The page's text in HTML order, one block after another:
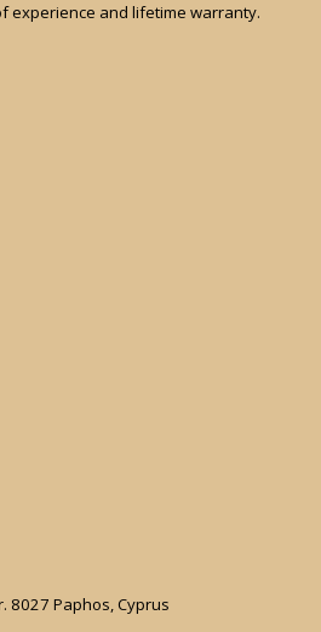
experience and lifetime warranty.
8027 Paphos, Cyprus